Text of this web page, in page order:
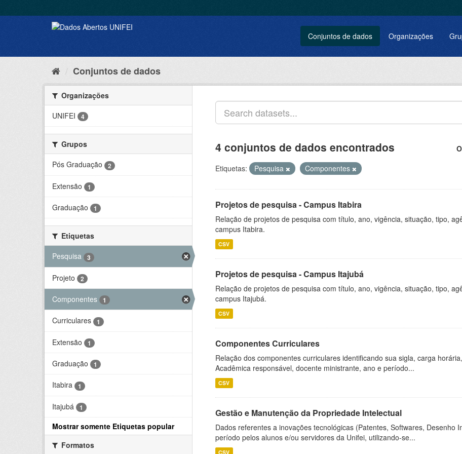
Conjuntos de dados Organizações
Conjuntos de dados
Organizações
UNIFEI
4
Grupos
Pós Graduação
2
Extensão 1
Graduação 1
Etiquetas
Pesquisa
3
Projeto 2
Componentes 1
Curriculares 1
Extensão 1
Graduação 1
Itabira 1
Itajubá 1
Mostrar somente Etiquetas popular
Formatos
4 conjuntos de dados encontrados
Etiquetas: Pesquisa Componentes
Projetos de pesquisa - Campus Itabira
Relação de projetos de pesquisa com título, ano, vigência, situação, tipo,
campus Itabira.
CSV
Projetos de pesquisa - Campus Itajubá
Relação de projetos de pesquisa com título, ano, vigência, situação, tipo,
campus Itajubá.
CSV
Componentes Curriculares
Relação dos componentes curriculares identificando sua sigla, carga
Acadêmica responsável, docente ministrante, ano e período...
CSV
Gestão e Manutenção da Propriedade Intelectual
Dados referentes a inovações tecnológicas (Patentes, Softwares, Desenho
período pelos alunos e/ou servidores da Unifei, utilizando-se...
CSV